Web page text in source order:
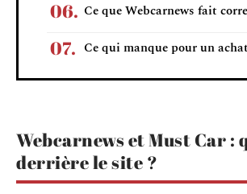
Ce que Webcarnews fait
Ce qui manque pour un
Webcarnews et Must Car :
derrière le site ?